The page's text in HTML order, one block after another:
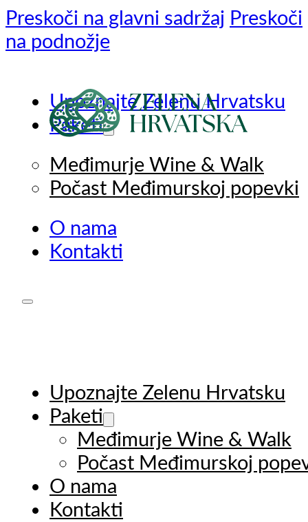
Preskoči na glavni sadržaj Preskoči
na podnožje
Upoznajte Zelenu Hrvatsku
Paketi
Međimurje Wine & Walk
Počast Međimurskoj popevki
O nama
Kontakti
Upoznajte Zelenu Hrvatsku
Paketi
Međimurje Wine & Walk
Počast Međimurskoj
O nama
Kontakti